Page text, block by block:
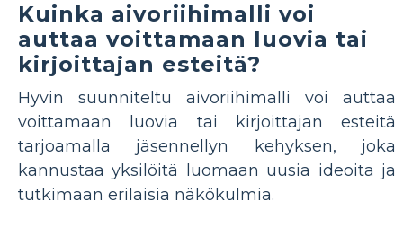
Kuinka aivoriihimalli voi
auttaa voittamaan luovia tai
kirjoittajan esteitä?
Hyvin suunniteltu aivoriihimalli voi auttaa
voittamaan luovia tai kirjoittajan esteitä
tarjoamalla jäsennellyn kehyksen, joka
kannustaa yksilöitä luomaan uusia ideoita ja
tutkimaan erilaisia näkökulmia.